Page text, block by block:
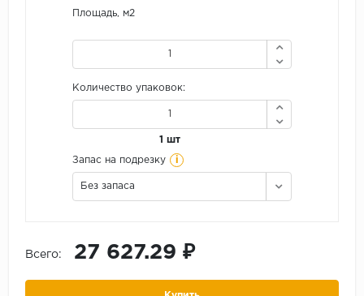
Площадь, м2
Количество упаковок:
1 шт
Запас на подрезку i
Без запаса
Всего: 27 627.29 ₽